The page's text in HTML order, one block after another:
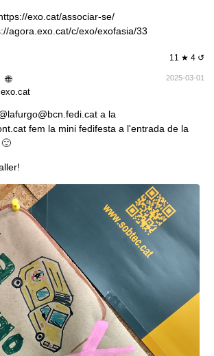
exo.cat/associar-se/
agora.exo.cat/c/exo/exofasia/33
11 ★ 4 ↺
🌐 2025-03-01
a la
fem la mini fedifesta a l'entrada de la